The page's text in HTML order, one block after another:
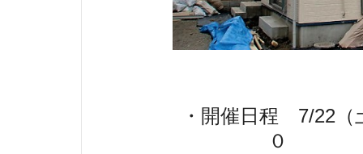
・開催日程 7/22（